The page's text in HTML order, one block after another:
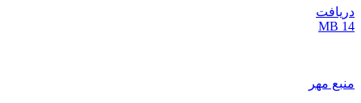
دریافت
14 MB
منبع مهر